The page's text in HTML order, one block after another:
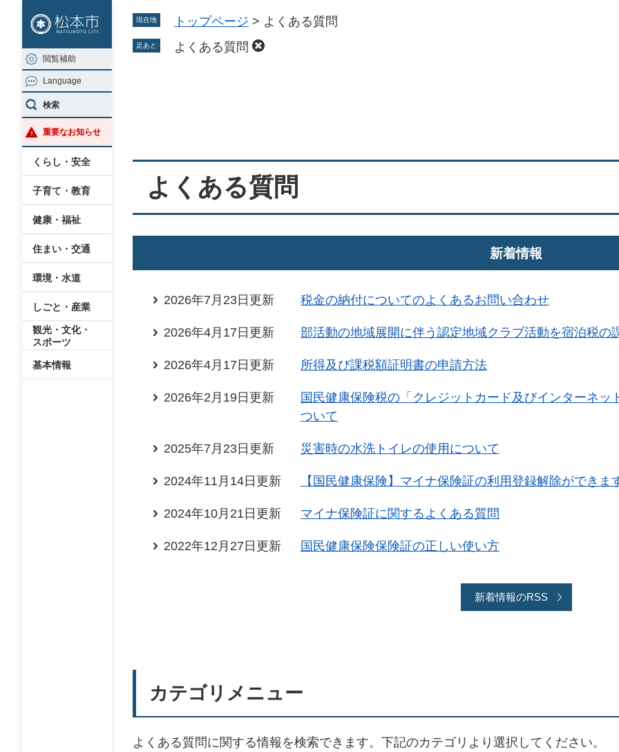
ジ
の
先
頭
で
す
ュ
ー
を
飛
ば
し
閲覧補助
Language
検索
重要なお知らせ
くらし・安全
子育て・教育
健康・福祉
住まい・交通
環境・水道
しごと・産業
観光・文化・
スポーツ
基本情報
現在地 トップページ > よくある質問
足あと よくある質問
よくある質問
新着情報
2026年7月23日更新 税金の納付についてのよくあるお問い合わせ
2026年4月17日更新 部活動の地域展開に伴う認定地域クラブ活動を宿泊税の
2026年4月17日更新 所得及び課税額証明書の申請方法
2026年2月19日更新
国民健康保険税の「クレジットカード及びインターネ
ついて
2025年7月23日更新 災害時の水洗トイレの使用について
2024年11月14日更新 【国民健康保険】マイナ保険証の利用登録解除ができま
2024年10月21日更新 マイナ保険証に関するよくある質問
2022年12月27日更新 国民健康保険保険証の正しい使い方
新着情報のRSS
カテゴリメニュー
よくある質問に関する情報を検索できます。下記のカテゴリより選択してください。